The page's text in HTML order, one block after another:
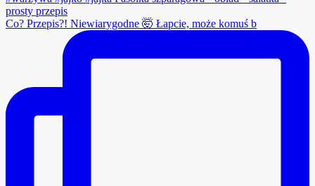
Co? Przepis?! Niewiarygodne 🤯 Łapcie, może komuś b